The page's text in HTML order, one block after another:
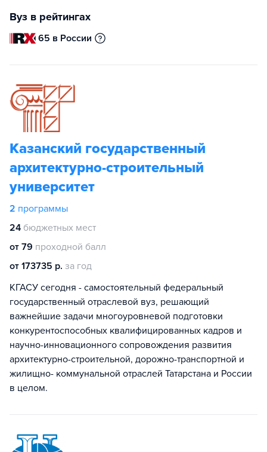
Вуз в рейтингах
65 в России
Казанский государственный
архитектурно-строительный
университет
2 программы
24 бюджетных мест
от 79 проходной балл
от 173735 р. за год
КГАСУ сегодня - самостоятельный федеральный
государственный отраслевой вуз, решающий
важнейшие задачи многоуровневой подготовки
конкурентоспособных квалифицированных кадров и
научно-инновационного сопровождения развития
архитектурно-строительной, дорожно-транспортной и
жилищно- коммунальной отраслей Татарстана и России
в целом.